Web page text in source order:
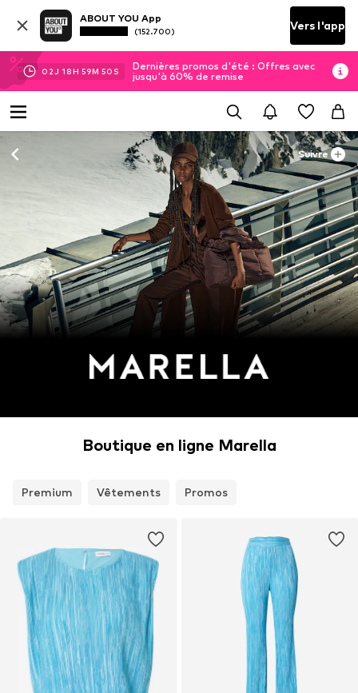
ABOUT YOU App
(152.700) Vers l'app
02J 18H 59M 50 S
Dernières promos d'été : Offres avec
jusqu'à 60% de remise
Suivre
Boutique en ligne Marella
Premium Vêtements Promos